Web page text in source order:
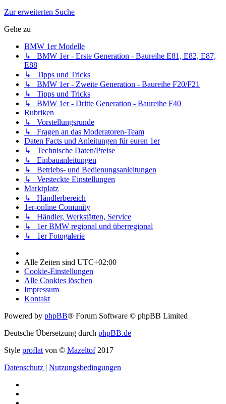
Zur erweiterten Suche
Gehe zu
BMW 1er Modelle
↳ BMW 1er - Erste Generation - Baureihe E81, E82, E87,
E88
↳ Tipps und Tricks
↳ BMW 1er - Zweite Generation - Baureihe F20/F21
↳ Tipps und Tricks
↳ BMW 1er - Dritte Generation - Baureihe F40
Rubriken
↳ Vorstellungsrunde
↳ Fragen an das Moderatoren-Team
Daten Facts und Anleitungen für euren 1er
↳ Technische Daten/Preise
↳ Einbauanleitungen
↳ Betriebs- und Bedienungsanleitungen
↳ Versteckte Einstellungen
Marktplatz
↳ Händlerbereich
1er-online Comunity
↳ Händler, Werkstätten, Service
↳ 1er BMW regional und überregional
↳ 1er Fotogalerie
Alle Zeiten sind UTC+02:00
Cookie-Einstellungen
Alle Cookies löschen
Impressum
Kontakt
Powered by phpBB® Forum Software © phpBB Limited
Deutsche Übersetzung durch phpBB.de
Style proflatvon © Mazeltof2017
Datenschutz
Nutzungsbedingungen